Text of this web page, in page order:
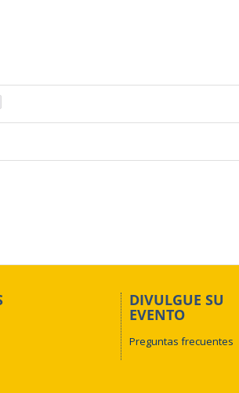
DIVULGUE SU
EVENTO
Preguntas frecuentes